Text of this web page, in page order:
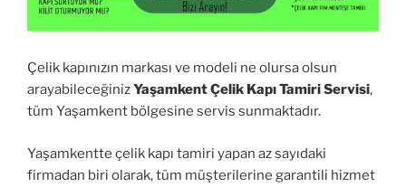
Çelik kapınızın markası ve modeli ne olursa olsun
arayabileceğinizYaşamkent Çelik Kapı Tamiri Servisi,
tüm Yaşamkent bölgesine servis sunmaktadır.
Yaşamkentte çelik kapı tamiri yapan az sayıdaki
firmadan biri olarak, tüm müşterilerine garantili hizmet